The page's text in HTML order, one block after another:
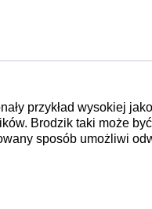
przykład wysokiej
Brodzik taki może
sposób umożliwi